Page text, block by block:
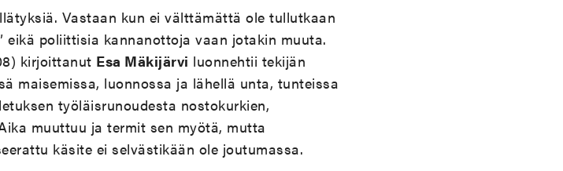
Vastaan kun ei välttämättä ole tullutkaan
eikä poliittisia kannanottoja vaan jotakin muuta.
kirjoittanut Esa Mäkijärvi luonnehtii tekijän
maisemissa, luonnossa ja lähellä unta, tunteissa
työläisrunoudesta nostokurkien,
muuttuu ja termit sen myötä, mutta
käsite ei selvästikään ole joutumassa.